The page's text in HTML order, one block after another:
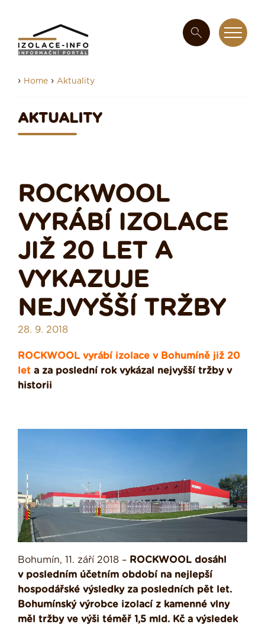
› Home › Aktuality
AKTUALITY
ROCKWOOL
VYRÁBÍ IZOLACE
JIŽ 20 LET A
VYKAZUJE
NEJVYŠŠÍ TRŽBY
28. 9. 2018
ROCKWOOL vyrábí izolace v Bohumíně již 20
let a za poslední rok vykázal nejvyšší tržby v
historii
Bohumín, 11. září 2018 – ROCKWOOL dosáhl
v posledním účetním období na nejlepší
hospodářské výsledky za posledních pět let.
Bohumínský výrobce izolací z kamenné vlny
měl tržby ve výši téměř 1,5 mld. Kč a výsledek